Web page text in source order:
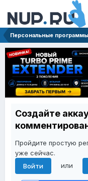
Персональные
Создайте
Пройдите простую
уже сейчас.
Войти
или